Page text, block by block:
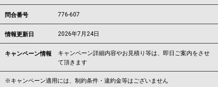
問合番号 776-607
情報更新日 2026年7月24日
キャンペーン情報
キャンペーン詳細内容やお見積り等は、即日ご案内をさせ
て頂きます
※キャンペーン適用には、制約条件・違約金等はございません